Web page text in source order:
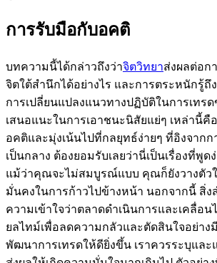
การรับมือกับอคติ
บทความนี้ได้กล่าวถึงว่าจิตวิทยาส่งผลต่อก
จิตใต้สำนึกได้อย่างไร และการตระหนักรู้ถึ
การเปลี่ยนแปลงแนวทางปฏิบัติในการเทรด
เสนอแนะในการเอาชนะนิสัยแย่ๆ เหล่านี้
อคติและมุ่งเน้นไปที่กลยุทธ์ง่ายๆ ที่อิงจากก
เป็นกลาง ต้องยอมรับเลยว่านี่เป็นเรื่องที่พูด
แม้ว่าคุณจะไม่สมบูรณ์แบบ คุณก็ยังวางตัว
มั่นคงในการก้าวไปข้างหน้า นอกจากนี้ สิ่
ความเข้าใจว่าตลาดดำเนินการและเคลื่อน
ยลไทม์เพื่อลดความกลัวและตัดสินใจอย่าง
พัฒนาการเทรดให้ดียิ่งขึ้น เราควรระบุแล